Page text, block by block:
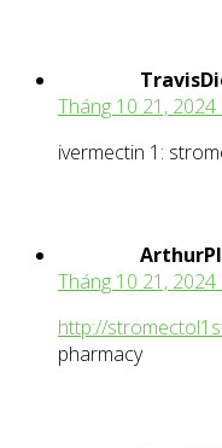
Tháng 10 21,
ivermectin 1:
Tháng 10 21,
http://
pharmacy